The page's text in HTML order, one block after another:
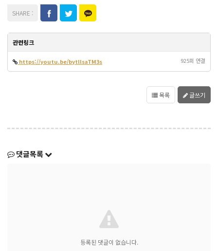
관련링크
https://youtu.be/bytllsaTM3s 925회 연결
목록 글쓰기
댓글목록
등록된 댓글이 없습니다.